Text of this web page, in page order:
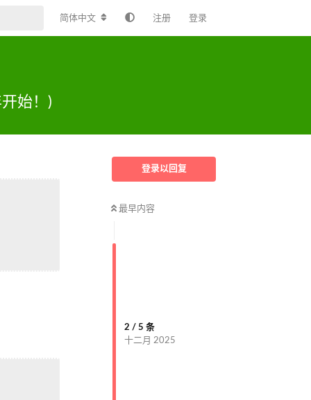
简体中文 注册 登录
始！)
登录以回复
最早内容
2 / 5 条
十二月 2025